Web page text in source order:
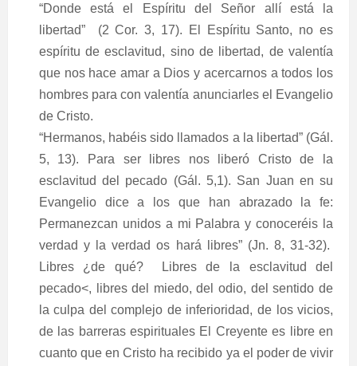
“Donde está el Espíritu del Señor allí está la
libertad”
(2 Cor. 3, 17). El Espíritu Santo, no es
espíritu de esclavitud, sino de libertad, de valentía
que nos hace amar a Dios y acercarnos a todos los
hombres para con valentía anunciarles el Evangelio
de Cristo.
“Hermanos, habéis sido llamados a la libertad” (Gál.
5, 13). Para ser libres nos liberó Cristo de
la
esclavitud del pecado (Gál. 5,1). San Juan en su
Evangelio dice a los que han abrazado la fe:
Permanezcan unidos a mi Palabra y conoceréis la
verdad y la verdad os hará libres” (Jn. 8, 31-32).
Libres ¿de qué?
Libres de la esclavitud del
pecado<, libres del miedo, del odio, del sentido de
la culpa del complejo de inferioridad, de los vicios,
de las barreras espirituales El Creyente es libre en
cuanto que en Cristo ha recibido ya el poder de vivir